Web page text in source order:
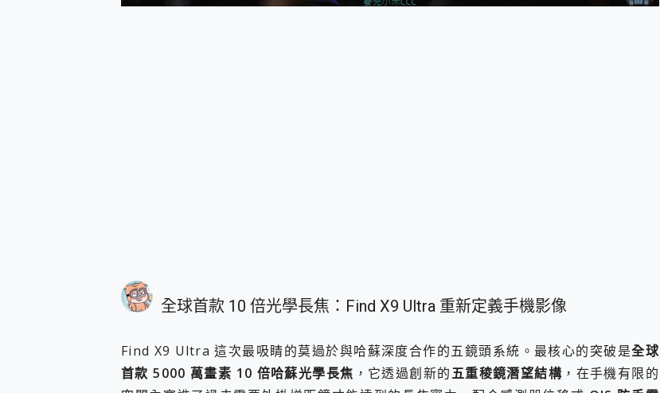
全球首款 10 倍光學長焦：Find X9 Ultra 重新定義手機影像
Find X9 Ultra 這次最吸睛的莫過於與哈蘇深度合作的五鏡頭系統。最核心的突破是全球
首款 5000 萬畫素 10 倍哈蘇光學長焦 ，它透過創新的五重稜鏡潛望結構 ，在手機有限的